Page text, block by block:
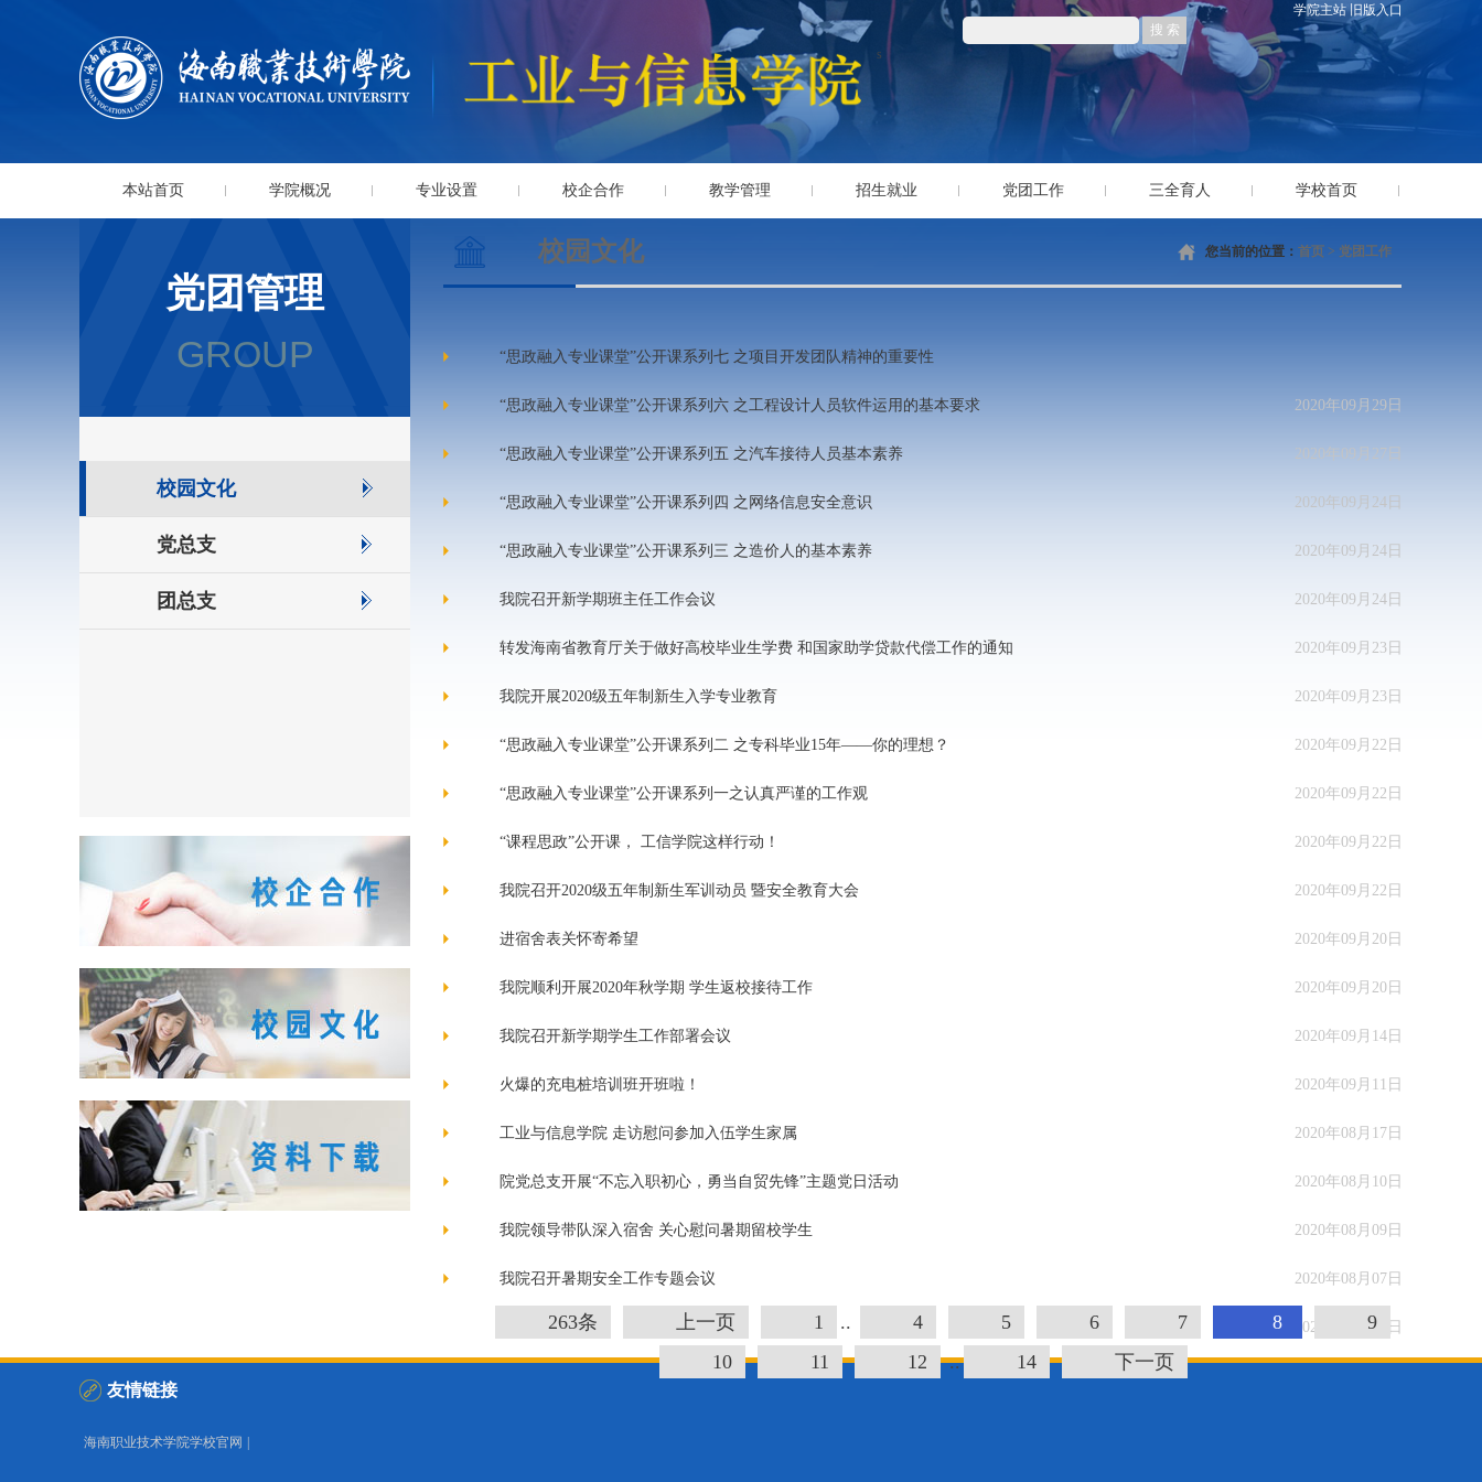
学院主站 旧版入口
s
本站首页 学院概况 专业设置 校企合作 教学管理 招生就业 党团工作 三全育人 学校首页
党团管理
GROUP
校园文化
党总支
团总支
校园文化 您当前的位置： 首页 > 党团工作
“思政融入专业课堂”公开课系列七 之项目开发团队精神的重要性
2020年09月29日
“思政融入专业课堂”公开课系列六 之工程设计人员软件运用的基本要求
2020年09月27日
“思政融入专业课堂”公开课系列五 之汽车接待人员基本素养
2020年09月24日
“思政融入专业课堂”公开课系列四 之网络信息安全意识
2020年09月24日
“思政融入专业课堂”公开课系列三 之造价人的基本素养
2020年09月24日
我院召开新学期班主任工作会议
2020年09月23日
转发海南省教育厅关于做好高校毕业生学费 和国家助学贷款代偿工作的通知
2020年09月23日
我院开展2020级五年制新生入学专业教育
2020年09月22日
“思政融入专业课堂”公开课系列二 之专科毕业15年——你的理想？
2020年09月22日
“思政融入专业课堂”公开课系列一之认真严谨的工作观
2020年09月22日
“课程思政”公开课， 工信学院这样行动！
2020年09月22日
我院召开2020级五年制新生军训动员 暨安全教育大会
2020年09月20日
进宿舍表关怀寄希望
2020年09月20日
我院顺利开展2020年秋学期 学生返校接待工作
2020年09月14日
我院召开新学期学生工作部署会议
2020年09月11日
火爆的充电桩培训班开班啦！
2020年08月17日
工业与信息学院 走访慰问参加入伍学生家属
2020年08月10日
院党总支开展“不忘入职初心，勇当自贸先锋”主题党日活动
2020年08月09日
我院领导带队深入宿舍 关心慰问暑期留校学生
2020年08月07日
我院召开暑期安全工作专题会议
2020年08月04日
263条 上一页 1 .. 4 5 6 7 8
9
10
11 12 .. 14 下一页
友情链接
海南职业技术学院学校官网